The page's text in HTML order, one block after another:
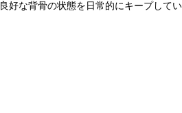
好な背骨の状態を日常的にキープしてい